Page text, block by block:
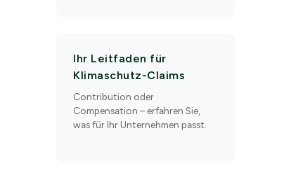
Ihr Leitfaden für
Klimaschutz-Claims
Contribution oder
Compensation – erfahren Sie,
was für Ihr Unternehmen passt.